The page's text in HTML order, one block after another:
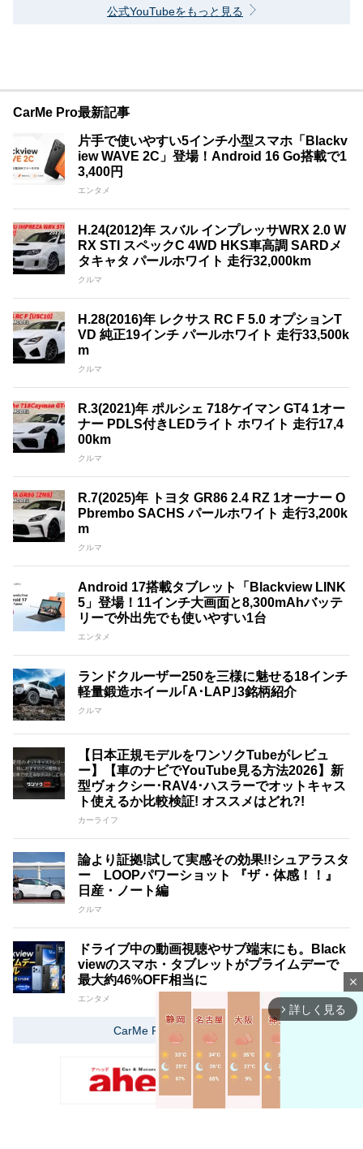
公式YouTubeをもっと見る
CarMe Pro最新記事
片手で使いやすい5インチ小型スマホ「Blackv
iew WAVE 2C」登場！Android 16 Go搭載で1
3,400円
エンタメ
H.24(2012)年 スバル インプレッサWRX 2.0 W
RX STI スペックC 4WD HKS車高調 SARDメ
タキャタ パールホワイト 走行32,000km
クルマ
H.28(2016)年 レクサス RC F 5.0 オプションT
VD 純正19インチ パールホワイト 走行33,500k
m
クルマ
R.3(2021)年 ポルシェ 718ケイマン GT4 1オー
ナー PDLS付きLEDライト ホワイト 走行17,4
00km
クルマ
R.7(2025)年 トヨタ GR86 2.4 RZ 1オーナー O
Pbrembo SACHS パールホワイト 走行3,200k
m
クルマ
Android 17搭載タブレット「Blackview LINK
5」登場！11インチ大画面と8,300mAhバッテ
リーで外出先でも使いやすい1台
エンタメ
ランドクルーザー250を三様に魅せる18インチ
軽量鍛造ホイール｢A･LAP｣3銘柄紹介
クルマ
【日本正規モデルをワンソクTubeがレビュ
ー】【車のナビでYouTube見る方法2026】新
型ヴォクシー･RAV4･ハスラーでオットキャス
ト使えるか比較検証! オススメはどれ?!
カーライフ
論より証拠!試して実感その効果!!シュアラスタ
ー LOOPパワーショット 『ザ・体感！！』
日産・ノート編
クルマ
ドライブ中の動画視聴やサブ端末にも。Black
viewのスマホ・タブレットがプライムデーで
最大約46%OFF相当に
エンタメ
CarMe Proをもっと見る
close
arrow_forward_ios 詳しく見る